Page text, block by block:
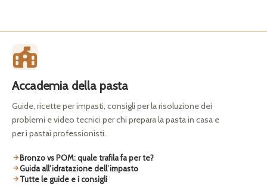
Accademia della pasta
Guide, ricette per impasti, consigli per la risoluzione dei
problemi e video tecnici per chi prepara la pasta in casa e
per i pastai professionisti.
Bronzo vs POM: quale trafila fa per te?
Guida all’idratazione dell’impasto
Tutte le guide e i consigli